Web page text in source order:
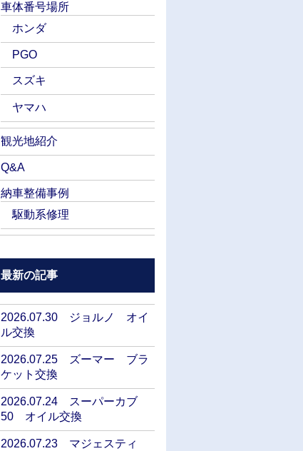
車体番号場所
ホンダ
PGO
スズキ
ヤマハ
観光地紹介
Q&A
納車整備事例
駆動系修理
最新の記事
2026.07.30 ジョルノ オイ
ル交換
2026.07.25 ズーマー ブラ
ケット交換
2026.07.24 スーパーカブ
50 オイル交換
2026.07.23 マジェスティ